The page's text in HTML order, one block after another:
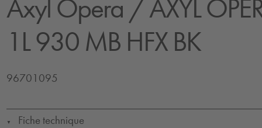
Axyl Opera / AXYL
1L 930 MB HFX BK
96701095
▼
Fiche technique